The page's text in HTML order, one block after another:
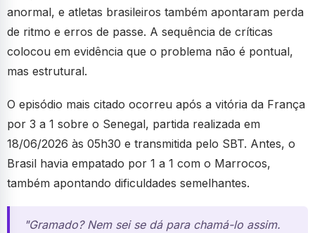
anormal, e atletas brasileiros também apontaram perda
de ritmo e erros de passe. A sequência de críticas
colocou em evidência que o problema não é pontual,
mas estrutural.
O episódio mais citado ocorreu após a vitória da França
por 3 a 1 sobre o Senegal, partida realizada em
18/06/2026 às 05h30 e transmitida pelo SBT. Antes, o
Brasil havia empatado por 1 a 1 com o Marrocos,
também apontando dificuldades semelhantes.
"Gramado? Nem sei se dá para chamá-lo assim.